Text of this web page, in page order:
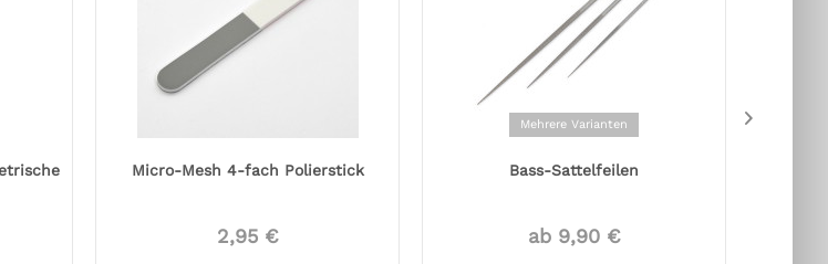
Micro-Mesh 4-fach Polierstick
2,95 €
Mehrere Varianten
Bass-Sattelfeilen
ab 9,90 €